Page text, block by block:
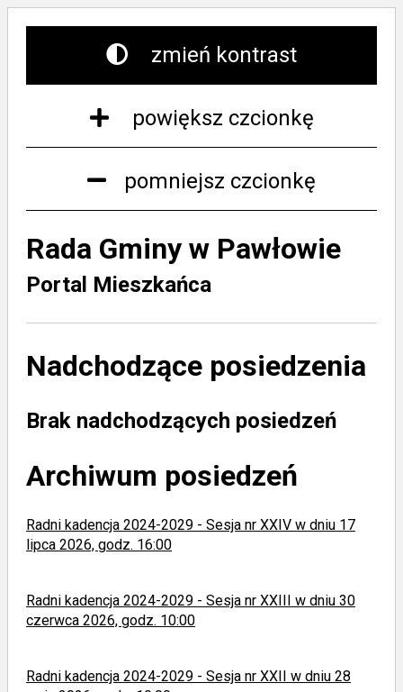
zmień kontrast
powiększ czcionkę
pomniejsz czcionkę
Rada Gminy w Pawłowie
Portal Mieszkańca
Nadchodzące posiedzenia
Brak nadchodzących posiedzeń
Archiwum posiedzeń
Radni kadencja 2024-2029 - Sesja nr XXIV w dniu 17
lipca 2026, godz. 16:00
Radni kadencja 2024-2029 - Sesja nr XXIII w dniu 30
czerwca 2026, godz. 10:00
Radni kadencja 2024-2029 - Sesja nr XXII w dniu 28